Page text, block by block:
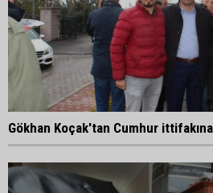
Gökhan Koçak'tan Cumhur